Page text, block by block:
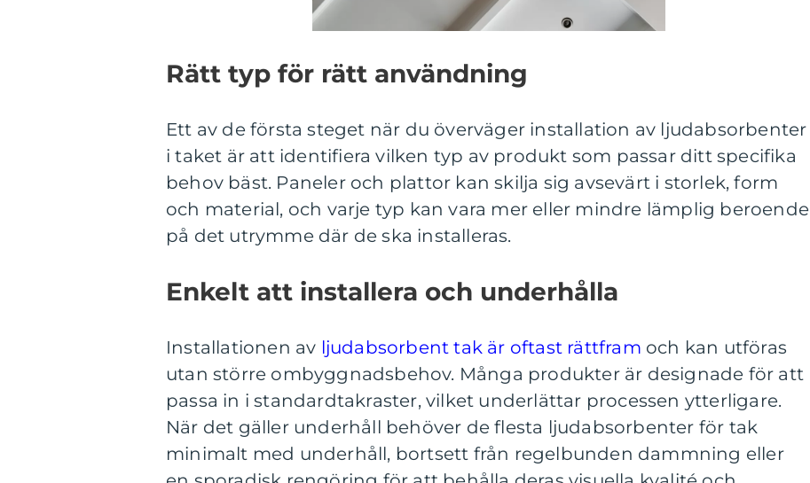
Rätt typ för rätt användning
Ett av de första steget när du överväger installation av ljudabsorbenter
i taket är att identifiera vilken typ av produkt som passar ditt specifika
behov bäst. Paneler och plattor kan skilja sig avsevärt i storlek, form
och material, och varje typ kan vara mer eller mindre lämplig beroende
på det utrymme där de ska installeras.
Enkelt att installera och underhålla
Installationen av ljudabsorbent tak är oftast rättfram och kan utföras
utan större ombyggnadsbehov. Många produkter är designade för att
passa in i standardtakraster, vilket underlättar processen ytterligare.
När det gäller underhåll behöver de flesta ljudabsorbenter för tak
minimalt med underhåll, bortsett från regelbunden dammning eller